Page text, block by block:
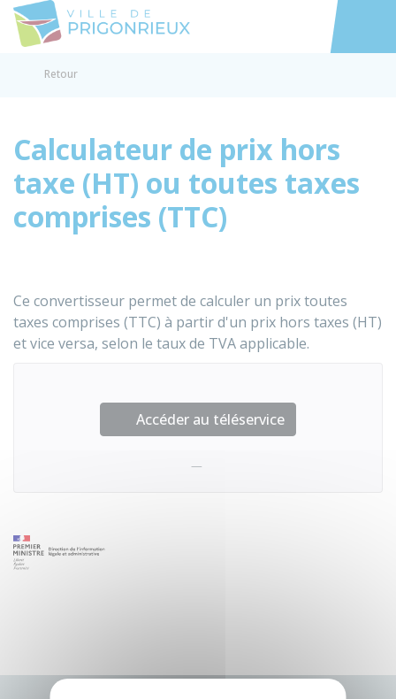
Accéder
Retour
Calculateur de prix hors
taxe (HT) ou toutes taxes
comprises (TTC)
Ce convertisseur permet de calculer un prix toutes
taxes comprises (TTC) à partir d'un prix hors taxes (HT)
et vice versa, selon le taux de TVA applicable.
Accéder au téléservice